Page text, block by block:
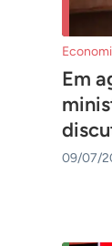
Em
09/07/